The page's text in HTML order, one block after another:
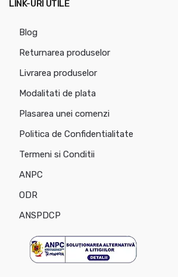
LINK-URI UTILE
Blog
Returnarea produselor
Livrarea produselor
Modalitati de plata
Plasarea unei comenzi
Politica de Confidentialitate
Termeni si Conditii
ANPC
ODR
ANSPDCP